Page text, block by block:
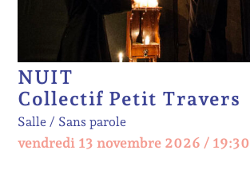
NUIT
Collectif Petit Travers
Salle Sans parole
vendredi 13 novembre 2026 / 19:30